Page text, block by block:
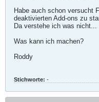
Habe auch schon versucht
deaktivierten Add-ons zu
Da verstehe ich was nicht...
Was kann ich machen?
Roddy
Stichworte: -